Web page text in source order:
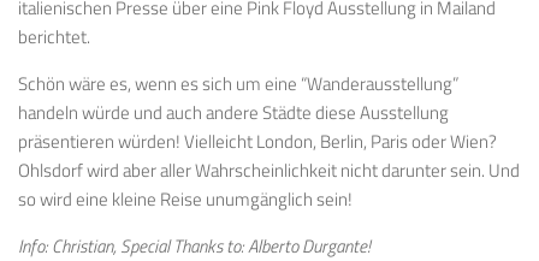
italienischen Presse über eine Pink Floyd Ausstellung in Mailand
berichtet.
Schön wäre es, wenn es sich um eine “Wanderausstellung”
handeln würde und auch andere Städte diese Ausstellung
präsentieren würden! Vielleicht London, Berlin, Paris oder Wien?
Ohlsdorf wird aber aller Wahrscheinlichkeit nicht darunter sein. Und
so wird eine kleine Reise unumgänglich sein!
Info: Christian, Special Thanks to: Alberto Durgante!